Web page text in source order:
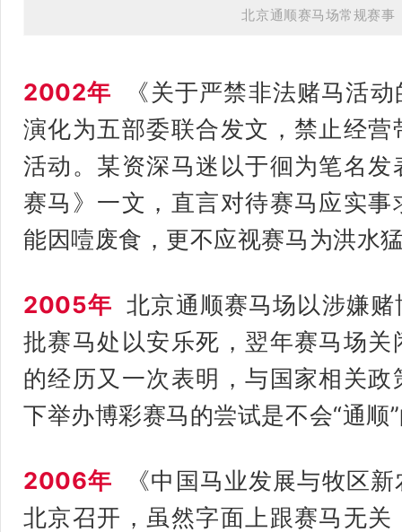
北京通顺赛马场常规赛事
2002年
《关于严禁非法赌马活
演化为五部委联合发文，禁止经
活动。 某资深马迷以于徊为笔名
赛马》一文，直言对待赛马应实
能因噎废食，更不应视赛马为洪水
2005年 北京通顺赛马场以涉嫌
批赛马处以安乐死，翌年赛马场
的经历又一次表明，与国家相关
下举办博彩赛马的尝试是不会“通顺
2006年
《中国马业发展与牧区
北京召开，虽然字面上跟赛马无